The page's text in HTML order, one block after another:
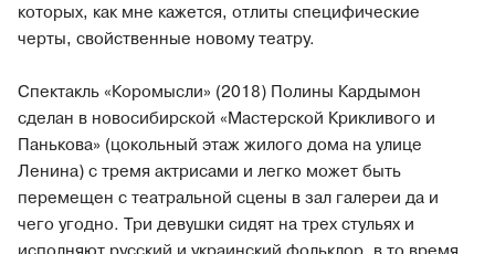
которых, как мне кажется, отлиты специфические
черты, свойственные новому театру.
Спектакль «Коромысли» (2018) Полины Кардымон
сделан в новосибирской «Мастерской Крикливого и
Панькова» (цокольный этаж жилого дома на улице
Ленина) с тремя актрисами и легко может быть
перемещен с театральной сцены в зал галереи да и
чего угодно. Три девушки сидят на трех стульях и